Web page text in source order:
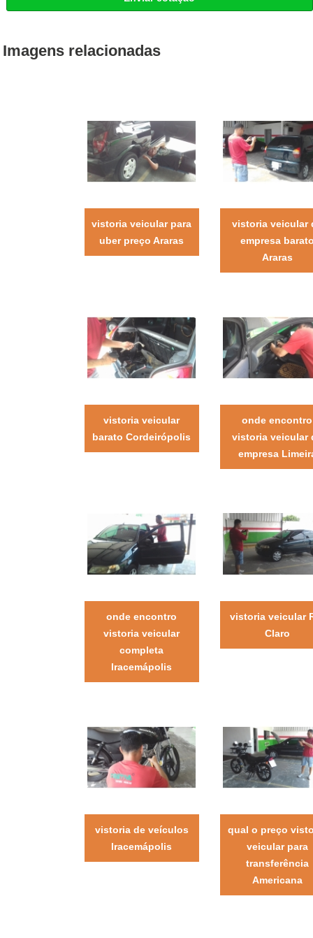
Imagens relacionadas
vistoria veicular para
uber preço Araras
vistoria veicular
empresa
Araras
vistoria veicular
barato Cordeirópolis
onde encontro
vistoria veicular
empresa
onde encontro
vistoria veicular
completa
Iracemápolis
vistoria veicular
Claro
vistoria de veículos
Iracemápolis
qual o preço
veicular para
transferência
Americana